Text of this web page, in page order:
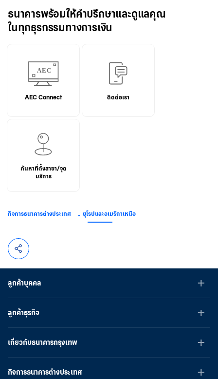
ธนาคารพร้อมให้คำปรึกษาและดูแลคุณ
ในทุกธุรกรรมทางการเงิน
AEC Connect ติดต่อเรา
ค้นหาที่ตั้งสาขา/จุด
บริการ
กิจการธนาคารต่างประเทศ ยุโรปและอเมริกาเหนือ
ลูกค้าบุคคล
ลูกค้าธุรกิจ
เกี่ยวกับธนาคารกรุงเทพ
กิจการธนาคารต่างประเทศ